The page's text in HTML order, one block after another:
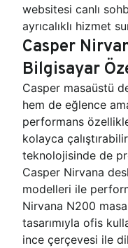
websitesi canlı
ayrıcalıklı hizmet
Casper
Bilgisayar
Casper masaüstü
hem de eğlence
performans
kolayca
teknolojisinde de
Casper Nirvana
modelleri ile
Nirvana N200
tasarımıyla ofis
ince çerçevesi ile